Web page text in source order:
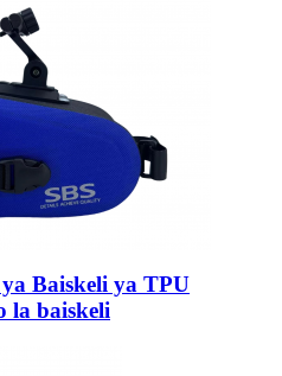
Baiskeli ya TPU
la baiskeli